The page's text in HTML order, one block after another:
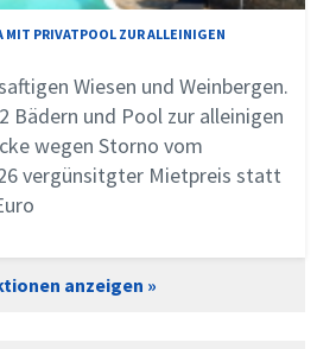
MIT PRIVATPOOL ZUR ALLEINIGEN
Wiesen und Weinbergen.
Bädern und Pool zur alleinigen
wegen Storno vom
vergünsitgter Mietpreis statt
anzeigen